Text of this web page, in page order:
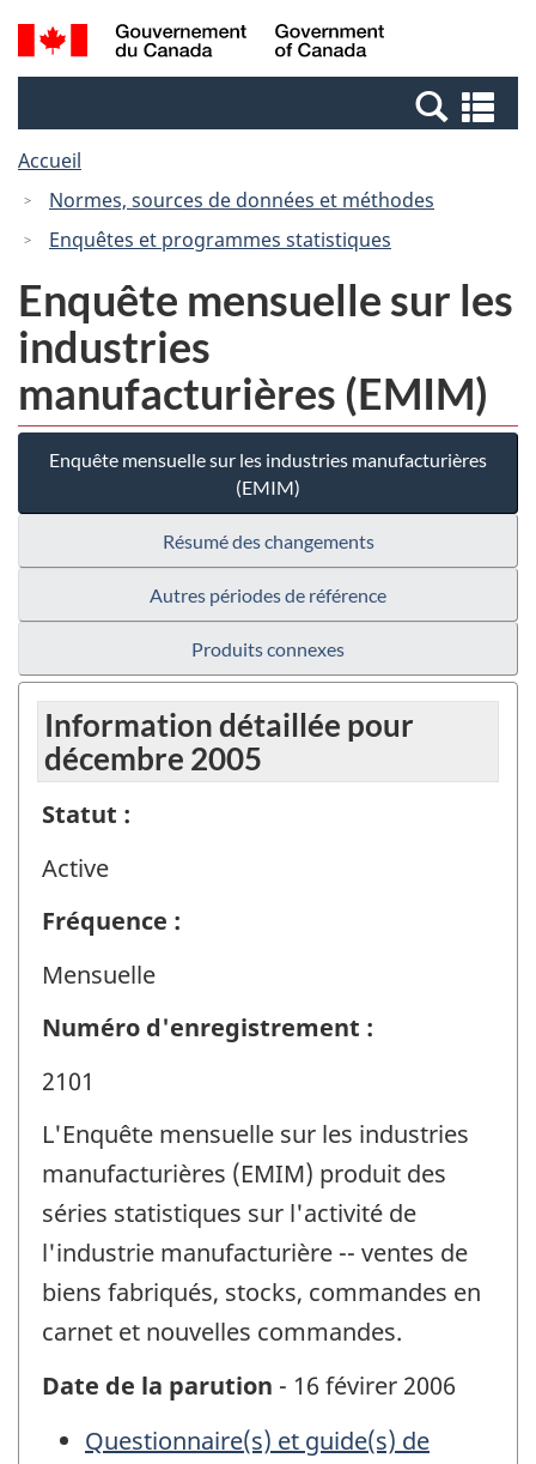
Passer
au
Passer
à
Canada
Recherche
et
et
Accueil
Normes, sources de données et méthodes
Enquêtes et programmes statistiques
Enquête mensuelle sur les
industries
manufacturières (EMIM)
Enquête mensuelle sur les industries manufacturières
(EMIM)
Résumé des changements
Autres périodes de référence
Produits connexes
Information détaillée pour
décembre 2005
Statut :
Active
Fréquence :
Mensuelle
Numéro d'enregistrement :
2101
L'Enquête mensuelle sur les industries
manufacturières (EMIM) produit des
séries statistiques sur l'activité de
l'industrie manufacturière -- ventes de
biens fabriqués, stocks, commandes en
carnet et nouvelles commandes.
Date de la parution - 16 févirer 2006
Questionnaire(s) et guide(s) de